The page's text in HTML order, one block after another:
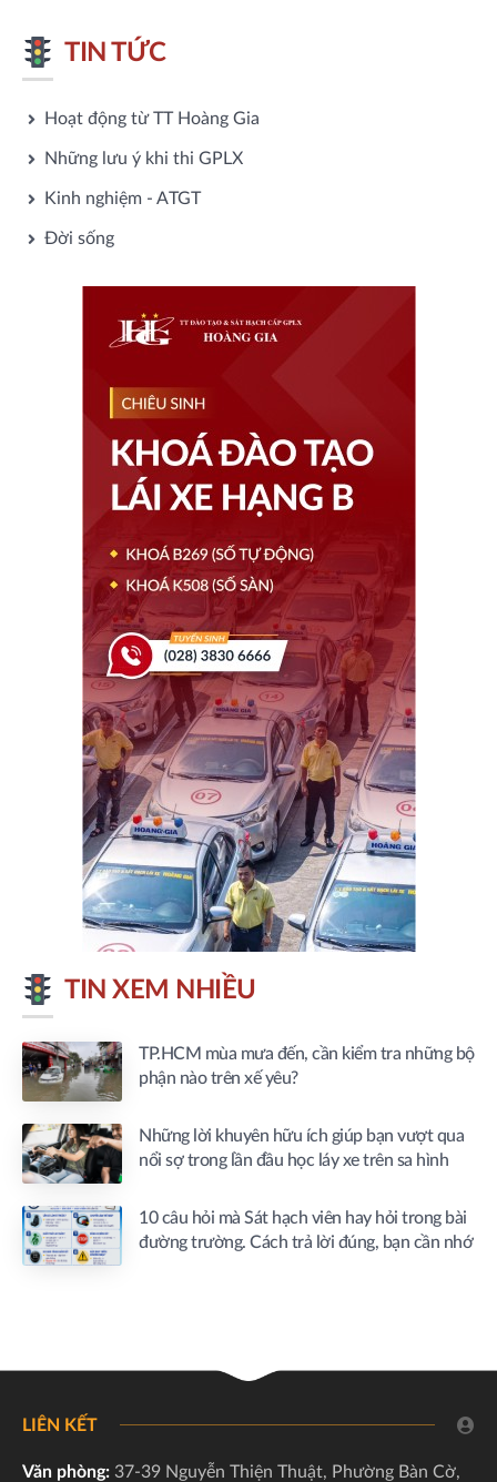
TIN TỨC
Hoạt động từ TT Hoàng Gia
Những lưu ý khi thi GPLX
Kinh nghiệm - ATGT
Đời sống
TIN XEM NHIỀU
TP.HCM mùa mưa đến, cần kiểm tra những bộ
phận nào trên xế yêu?
Những lời khuyên hữu ích giúp bạn vượt qua
nổi sợ trong lần đầu học láy xe trên sa hình
10 câu hỏi mà Sát hạch viên hay hỏi trong bài
đường trường. Cách trả lời đúng, bạn cần nhớ
LIÊN KẾT
Văn phòng: 37-39 Nguyễn Thiện Thuật, Phường Bàn Cờ,